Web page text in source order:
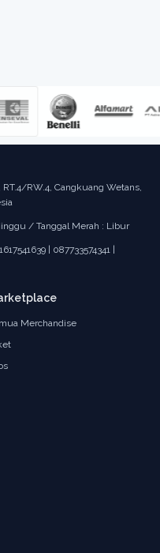
RW.4, Cangkuang Wetans,
/ Tanggal Merah : Libur
| 087733574341 |
Merchandise